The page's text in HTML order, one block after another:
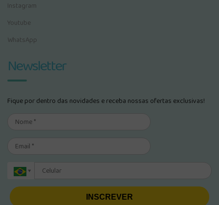
Instagram
Youtube
WhatsApp
Newsletter
Fique por dentro das novidades e receba nossas ofertas exclusivas!
INSCREVER